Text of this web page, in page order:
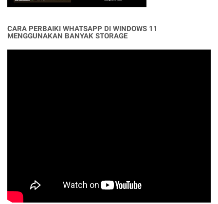
CARA PERBAIKI WHATSAPP DI WINDOWS 11
MENGGUNAKAN BANYAK STORAGE